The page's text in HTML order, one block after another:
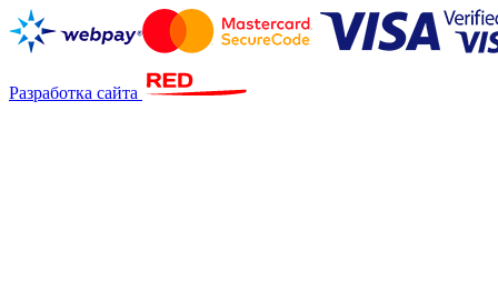
Разработка сайта